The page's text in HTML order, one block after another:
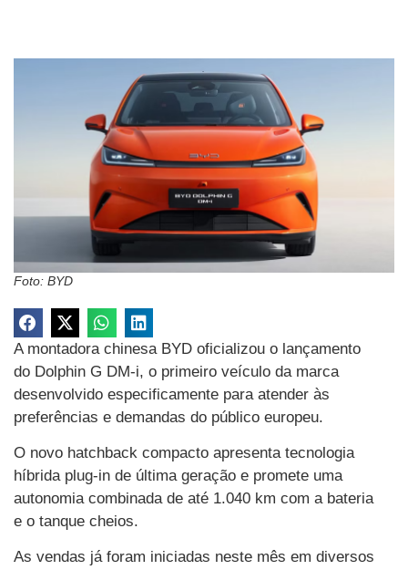
Foto: BYD
A montadora chinesa BYD oficializou o lançamento
do Dolphin G DM-i, o primeiro veículo da marca
desenvolvido especificamente para atender às
preferências e demandas do público europeu.
O novo hatchback compacto apresenta tecnologia
híbrida plug-in de última geração e promete uma
autonomia combinada de até 1.040 km com a bateria
e o tanque cheios.
As vendas já foram iniciadas neste mês em diversos